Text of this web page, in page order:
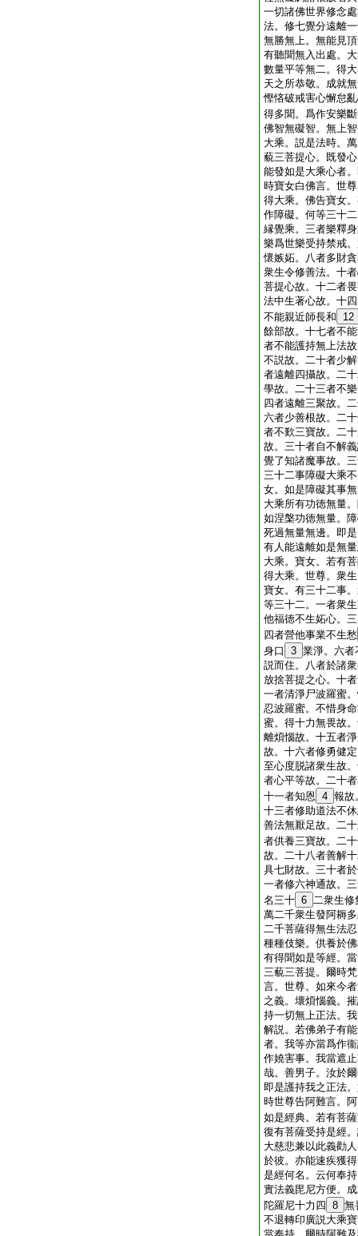
一切諸佛世界修念
法。修七覺分遠離
無勝無上。無能見
有聽聞無入出處。
數量平等無二。得
天之所恭敬。成就
慳悋破戒害心懈怠
得多聞。爲作安樂
佛智無礙智。無上
大乘。説是法時。
藐三菩提心。既發
能發如是大乘心者
時寶女白佛言。世
得大乘。佛告寶女
作障礙。何等三十
縁覺乘。三者樂釋
樂爲世樂受持禁戒
懷嫉妬。八者多財
衆生令修善法。十
菩提心故。十二者
法中生著心故。十
不能親近師長和
12
餘部故。十七者不
者不能護持無上法
不説故。二十者少
者遠離四攝故。二
學故。二十三者不
四者遠離三聚故。
六者少善根故。二
者不歎三寶故。二
故。三十者自不解
覺了知諸魔事故。
三十二事障礙大乘
女。如是障礙其事
大乘所有功徳無量
如涅槃功徳無量。
死過無量無邊。即
有人能遠離如是無
大乘。寶女。若有
得大乘。世尊。衆
寶女。有三十二事
等三十二。一者衆
他福徳不生妬心。
四者營他事業不生愁
身口
3 業淨。六者
説而住。八者於諸
放捨菩提之心。十
一者清淨尸波羅蜜
忍波羅蜜。不惜身
蜜。得十力無畏故
離煩惱故。十五者
故。十六者修勇健
至心度脱諸衆生故
者心平等故。二十
十一者知恩 4 報故
十三者修助道法不
善法無厭足故。二
者供養三寶故。二
故。二十八者善解
具七財故。三十者
一者修六神通故。
名三十 6 二衆生修
萬二千衆生發阿耨
二千菩薩得無生法
種種伎樂。供養於
有得聞如是等經。
三藐三菩提。爾時
言。世尊。如來今
之義。壞煩惱義。
持一切無上正法。
解説。若佛弟子有
者。我等亦當爲作
作嬈害事。我當遮
哉。善男子。汝於
即是護持我之正法
時世尊告阿難言。
如是經典。若有菩
復有菩薩受持是經
大慈悲兼以此義勸
於彼。亦能速疾獲
是經何名。云何奉
實法義毘尼方便。
陀羅尼十力四 8 無
不退轉印廣説大乘